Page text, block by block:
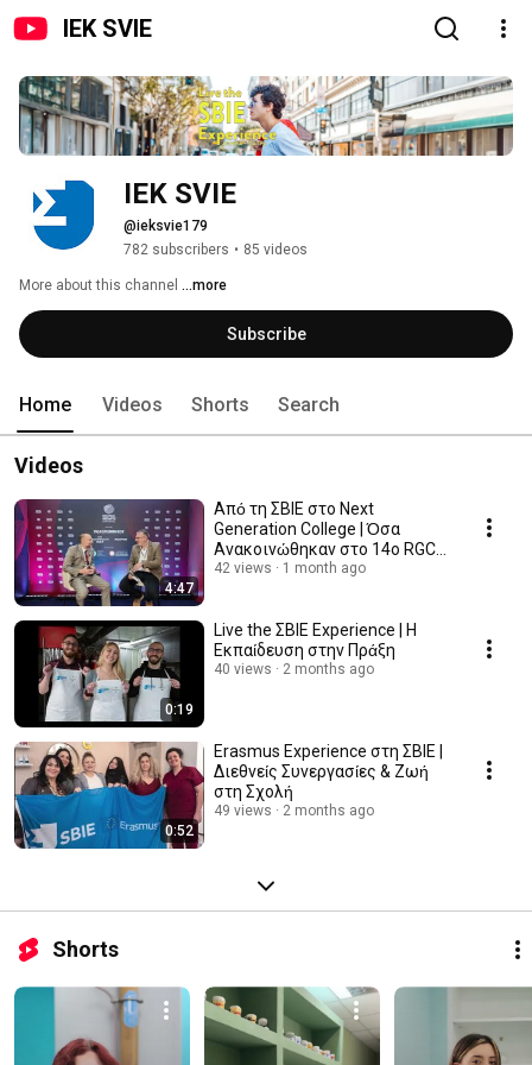
IEK SVIE
IEK SVIE
@ieksvie179
782 subscribers • 85 videos
More about this channel ...more
Subscribe
Home Videos Shorts Search
Videos
4:47
Από τη ΣΒΙΕ στο Next
Generation College | Όσα
Ανακοινώθηκαν στο 14ο RGC
2026
42 views 1 month ago
0:19
Live the ΣΒΙΕ Experience | Η
Εκπαίδευση στην Πράξη
40 views 2 months ago
0:52
Erasmus Experience στη ΣΒΙΕ |
Διεθνείς Συνεργασίες & Ζωή
στη Σχολή
49 views 2 months ago
Shorts